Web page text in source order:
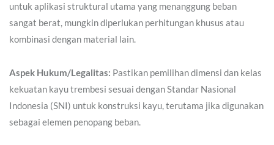
untuk aplikasi struktural utama yang menanggung beban
sangat berat, mungkin diperlukan perhitungan khusus atau
kombinasi dengan material lain.
Aspek Hukum/Legalitas: Pastikan pemilihan dimensi dan kelas
kekuatan kayu trembesi sesuai dengan Standar Nasional
Indonesia (SNI) untuk konstruksi kayu, terutama jika digunakan
sebagai elemen penopang beban.